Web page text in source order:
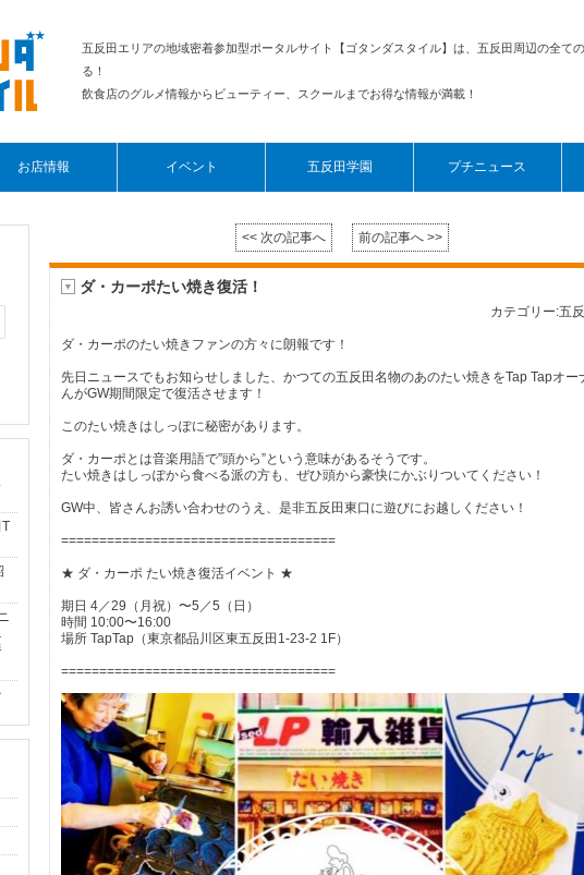
五反田エリアの地域密着参加型ポータルサイト【ゴタンダスタイル】は、五反田周辺の全て
る！
飲食店のグルメ情報からビューティー、スクールまでお得な情報が満載！
お店情報 イベント 五反田学園 プチニュース
<< 次の記事へ 前の記事へ >>
▼ ダ・カーポたい焼き復活！
カテゴリー:五
ダ・カーポのたい焼きファンの方々に朗報です！
先日ニュースでもお知らせしました、かつての五反田名物のあのたい焼きをTap Tapオー
んがGW期間限定で復活させます！
このたい焼きはしっぽに秘密があります。
ダ・カーポとは音楽用語で”頭から”という意味があるそうです。
たい焼きはしっぽから食べる派の方も、ぜひ頭から豪快にかぶりついてください！
GW中、皆さんお誘い合わせのうえ、是非五反田東口に遊びにお越しください！
====================================
★ ダ・カーポ たい焼き復活イベント ★
期日 4／29（月祝）〜5／5（日）
時間 10:00〜16:00
場所 TapTap（東京都品川区東五反田1-23-2 1F）
====================================